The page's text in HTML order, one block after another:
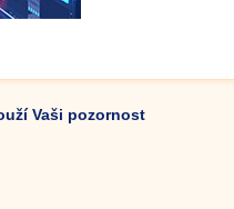
Vaši pozornost